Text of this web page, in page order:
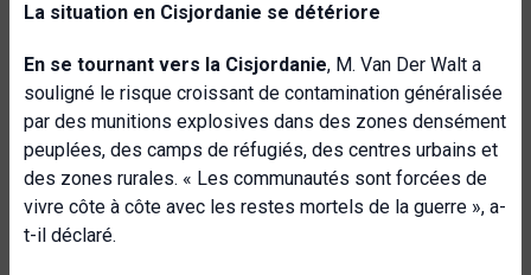
La situation en Cisjordanie se détériore
En se tournant vers la Cisjordanie, M. Van Der Walt a
souligné le risque croissant de contamination généralisée
par des munitions explosives dans des zones densément
peuplées, des camps de réfugiés, des centres urbains et
des zones rurales. « Les communautés sont forcées de
vivre côte à côte avec les restes mortels de la guerre », a-
t-il déclaré.